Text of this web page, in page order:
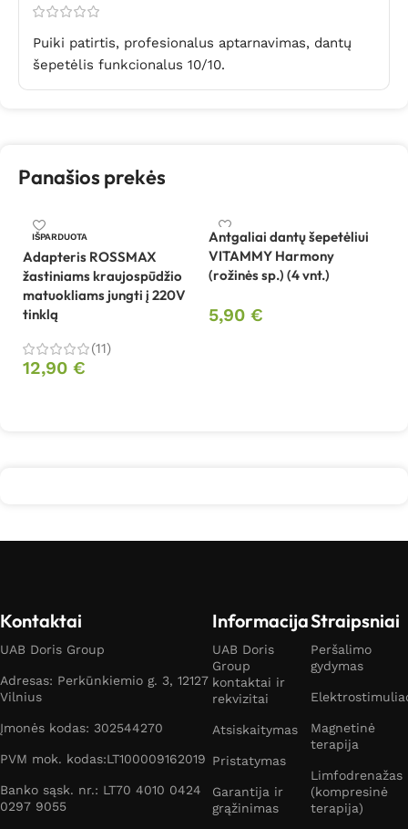
Puiki patirtis, profesionalus aptarnavimas, dantų
šepetėlis funkcionalus 10/10.
Panašios prekės
IŠPARDUOTA
Adapteris ROSSMAX
žastiniams kraujospūdžio
matuokliams jungti į 220V
tinklą
(11)
12,90 €
Antgaliai dantų šepetėliui
VITAMMY Harmony
(rožinės sp.) (4 vnt.)
5,90 €
Kontaktai
UAB Doris Group
Adresas: Perkūnkiemio g. 3, 12127
Vilnius
Įmonės kodas: 302544270
PVM mok. kodas:LT100009162019
Banko sąsk. nr.: LT70 4010 0424
0297 9055
Informacija
UAB Doris
Group
kontaktai ir
rekvizitai
Atsiskaitymas
Pristatymas
Garantija ir
grąžinimas
Straipsniai
Peršalimo
gydymas
Magnetinė
terapija
Limfodrenažas
(kompresinė
terapija)